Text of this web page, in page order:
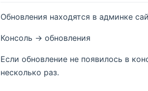
Обновления находятся в админке
Консоль -> обновления
Если обновление не появилось в
несколько раз.